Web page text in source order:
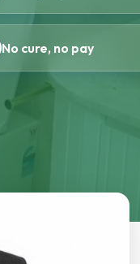
No cure, no pay